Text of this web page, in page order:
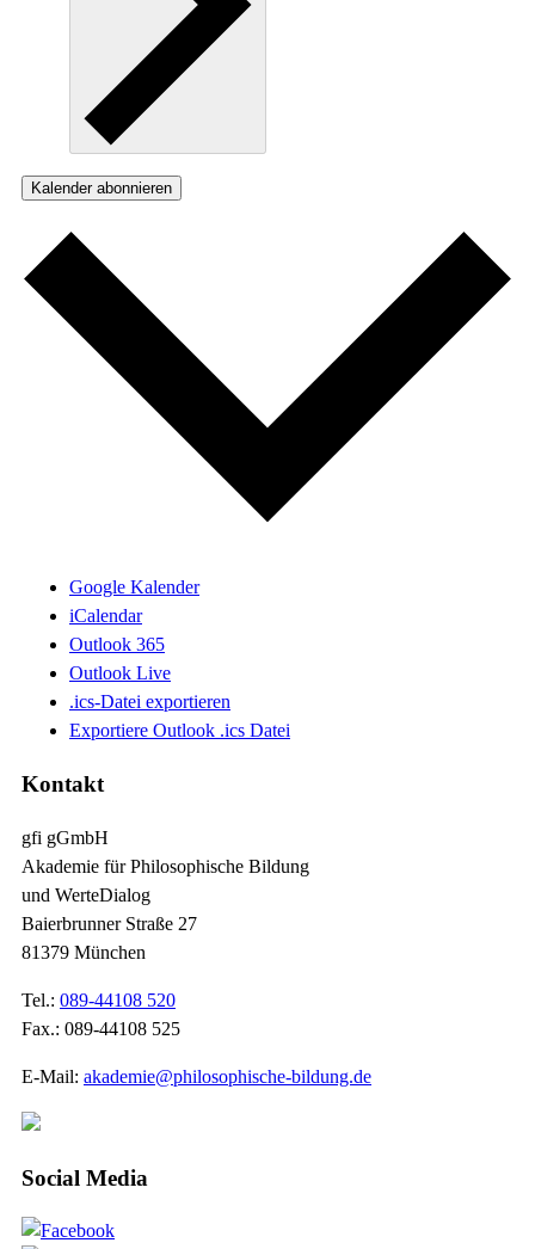
Kalender abonnieren
Google Kalender
iCalendar
Outlook 365
Outlook Live
.ics-Datei exportieren
Exportiere Outlook .ics Datei
Kontakt
gfi gGmbH
Akademie für Philosophische Bildung
und WerteDialog
Baierbrunner Straße 27
81379 München
Tel.: 089-44108 520
Fax.: 089-44108 525
E-Mail: akademie@philosophische-bildung.de
Social Media